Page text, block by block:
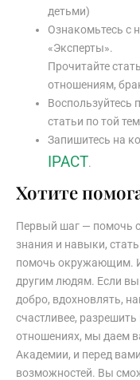
детьми)
Ознакомьтесь с
«Эксперты».
Прочитайте
отношениям,
Воспользуйтесь
статьи по той
Запишитесь на
IPACT.
Хотите
Первый шаг — помочь
знания и навыки,
помочь окружающим.
другим людям. Если вы
добро, вдохновлять,
счастливее,
отношениях, мы даем
Академии, и перед
возможностей. Вы